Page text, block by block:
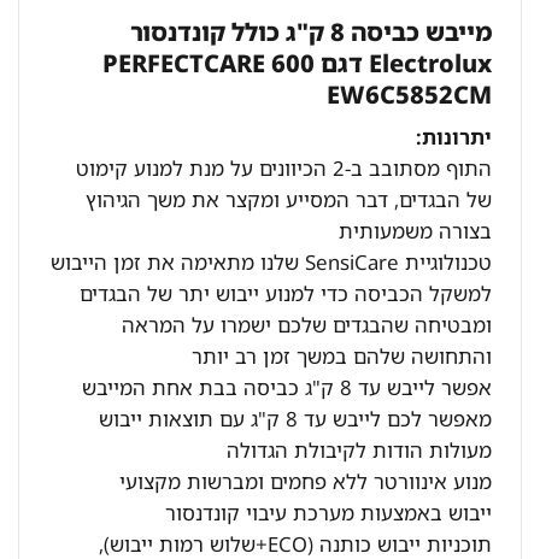
מייבש כביסה 8 ק"ג כולל קונדנסור
Electrolux דגם PERFECTCARE 600
EW6C5852CM
יתרונות:
התוף מסתובב ב-2 הכיוונים על מנת למנוע קימוט
של הבגדים, דבר המסייע ומקצר את משך הגיהוץ
בצורה משמעותית
טכנולוגיית SensiCare שלנו מתאימה את זמן הייבוש
למשקל הכביסה כדי למנוע ייבוש יתר של הבגדים
ומבטיחה שהבגדים שלכם ישמרו על המראה
והתחושה שלהם במשך זמן רב יותר
אפשר לייבש עד 8 ק"ג כביסה בבת אחת המייבש
מאפשר לכם לייבש עד 8 ק"ג עם תוצאות ייבוש
מעולות הודות לקיבולת הגדולה
מנוע אינוורטר ללא פחמים ומברשות מקצועי
ייבוש באמצעות מערכת עיבוי קונדנסור
תוכניות ייבוש כותנה (ECO+שלוש רמות ייבוש),